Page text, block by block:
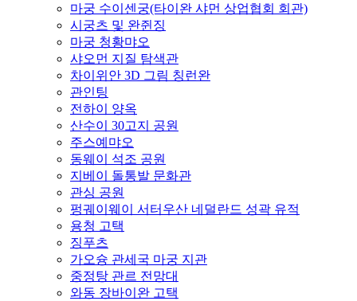
마궁 수이센궁(타이완 샤먼 상업협회 회관)
시궁츠 및 완쥔징
마궁 청황먀오
샤오먼 지질 탐색관
차이위안 3D 그림 칭런완
관인팅
전하이 양옥
산수이 30고지 공원
주스예먀오
동웨이 석조 공원
지베이 돌통발 문화관
관싱 공원
펑궤이웨이 서터우산 네덜란드 성곽 유적
용청 고택
징푸츠
가오슝 관세국 마궁 지관
중정탕 관르 전망대
와동 장바이완 고택